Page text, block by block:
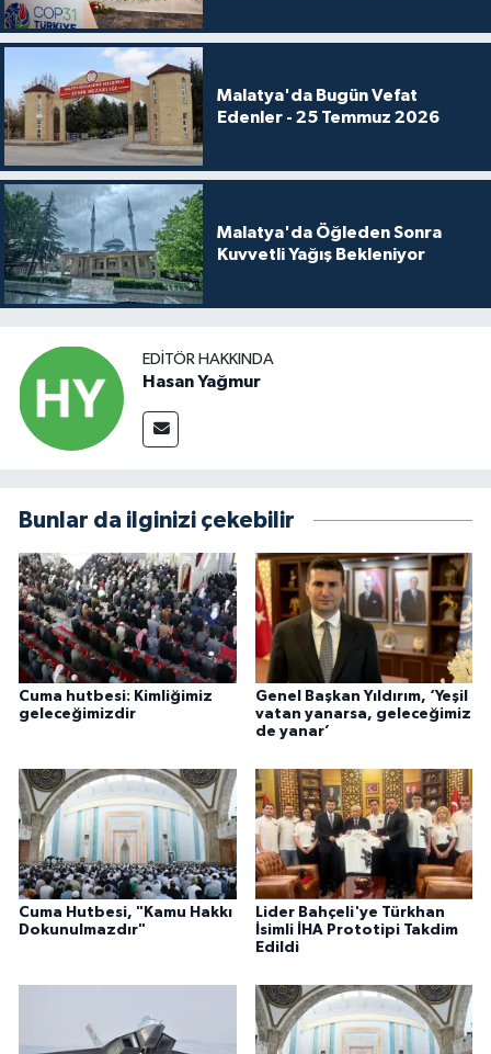
Malatya'da Bugün Vefat
Edenler - 25 Temmuz 2026
Malatya'da Öğleden Sonra
Kuvvetli Yağış Bekleniyor
EDITÖR HAKKINDA
Hasan Yağmur
Bunlar da ilginizi çekebilir
Cuma hutbesi: Kimliğimiz
geleceğimizdir
Genel Başkan Yıldırım, ‘Yeşil
vatan yanarsa, geleceğimiz
de yanar’
Cuma Hutbesi, "Kamu Hakkı
Dokunulmazdır"
Lider Bahçeli'ye Türkhan
İsimli İHA Prototipi Takdim
Edildi